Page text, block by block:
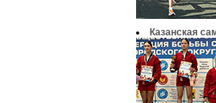
Казанская